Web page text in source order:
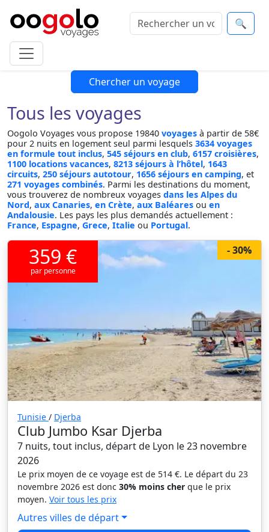
🔍
Chercher un voyage
Tous les voyages
Oogolo Voyages vous propose 19840 voyages à partir de 58€
pour 2 nuits en logement seul parmi lesquels 3634 voyages
en formule tout inclus, 545 séjours en club, 6157 croisières,
1100 locations vacances, 8213 séjours à l’hôtel, 1643
circuits, 250 séjours autotour, 1656 séjours en camping, et
271 voyages combinés. Parmi les destinations du moment,
vous trouverez de nombreux voyages dans les Alpes du
Nord, aux Canaries, en Crète, aux Baléares ou en
Andalousie. Les pays les plus demandés actuellement :
France, Espagne, Grece, Italie ou Portugal.
- 30%
359 €
par personne
Tunisie / Djerba
Club Jumbo Ksar Djerba
7 nuits, tout inclus, départ de Lyon le 23 novembre
2026
Le prix moyen de ce voyage est de 514 €. Le départ du 23
novembre 2026 est donc 30% moins cher que le prix
moyen. Voir tous les prix
Autres villes de départ